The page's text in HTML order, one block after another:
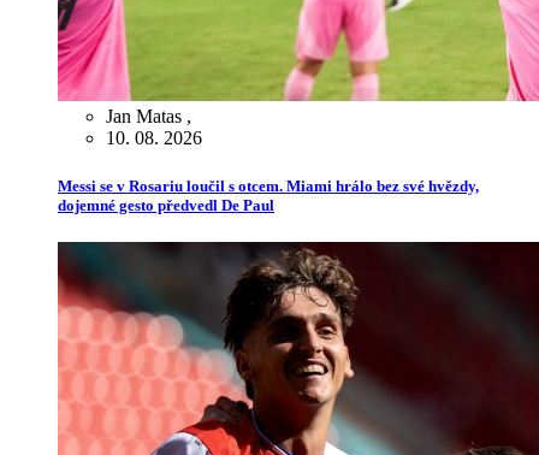
Jan Matas ,
10. 08. 2026
Messi se v Rosariu loučil s otcem. Miami hrálo bez své hvězdy,
dojemné gesto předvedl De Paul